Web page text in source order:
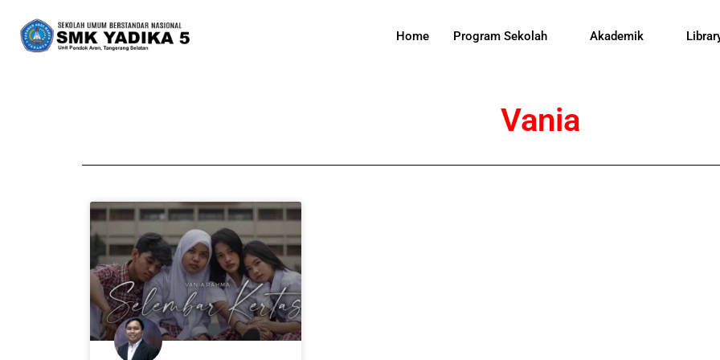
Home Program Sekolah Akademik
Vania